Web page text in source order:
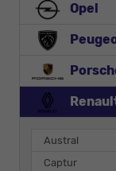
Opel
Austral
Captur